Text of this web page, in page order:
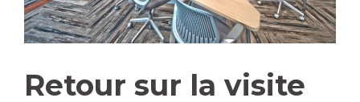
Retour sur la visite